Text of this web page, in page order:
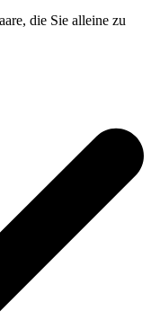
die Sie alleine zu